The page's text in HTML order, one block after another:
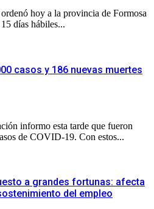
hoy a la provincia de Formosa
días hábiles...
casos y 186 nuevas muertes
informo esta tarde que fueron
de COVID-19. Con estos...
a grandes fortunas: afecta
del empleo